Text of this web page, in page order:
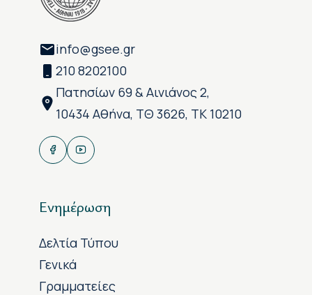
info@gsee.gr
210 8202100
Πατησίων 69 & Αινιάνος 2,
10434 Αθήνα, ΤΘ 3626, ΤΚ 10210
Ενημέρωση
Δελτία Τύπου
Γενικά
Γραμματείες